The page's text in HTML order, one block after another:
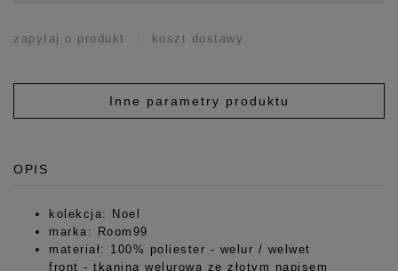
zapytaj o produkt koszt dostawy
Inne parametry produktu
OPIS
kolekcja: Noel
marka: Room99
materiał: 100% poliester - welur / welwet
front - tkanina welurowa ze złotym napisem